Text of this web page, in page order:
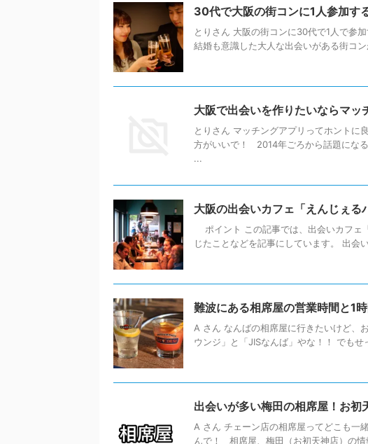
30代で大阪の街コンに1人参加す
とりさん 大阪の街コンに30代で1人で参
結婚も意識した大人な出会いがある街コ
大阪で出会いを作りたいならマッ
とりさん マッチングアプリってホントに
方がいいで！ 2014年ごろから話題にな
...
大阪の出会いカフェ「えんじぇる
ポイント この記事では、出会いカフェ
じたことなどを記事にしています。 出会
難波にある相席屋の営業時間と1
A さん なんばの相席屋に行きたいけど、
ウンジ」と「JISなんば」やな！！ でも
出会いが多い梅田の相席屋！お初
A さん チェーン店の相席屋ってどこも一
んで！ 相席屋、梅田（お初天神店）の